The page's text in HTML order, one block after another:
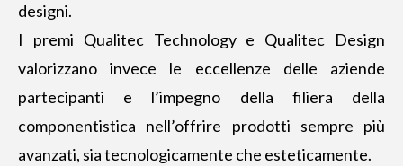
designi.
I premi Qualitec Technology e Qualitec Design
valorizzano invece le eccellenze delle aziende
partecipanti e l’impegno della filiera della
componentistica nell’offrire prodotti sempre più
avanzati, sia tecnologicamente che esteticamente.